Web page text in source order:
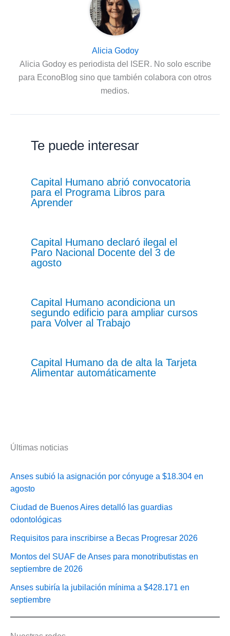
Alicia Godoy
Alicia Godoy es periodista del ISER. No solo escribe
para EconoBlog sino que también colabora con otros
medios.
Te puede interesar
Capital Humano abrió convocatoria
para el Programa Libros para
Aprender
Capital Humano declaró ilegal el
Paro Nacional Docente del 3 de
agosto
Capital Humano acondiciona un
segundo edificio para ampliar cursos
para Volver al Trabajo
Capital Humano da de alta la Tarjeta
Alimentar automáticamente
Últimas noticias
Anses subió la asignación por cónyuge a $18.304 en
agosto
Ciudad de Buenos Aires detalló las guardias
odontológicas
Requisitos para inscribirse a Becas Progresar 2026
Montos del SUAF de Anses para monotributistas en
septiembre de 2026
Anses subiría la jubilación mínima a $428.171 en
septiembre